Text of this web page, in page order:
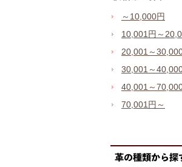
～10,000円
10,001円～
20,001～
30,001～
40,001～
70,001円～